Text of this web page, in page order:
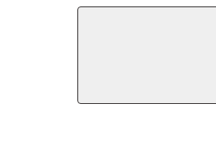
食事はAmerican
サイドバーでお好み